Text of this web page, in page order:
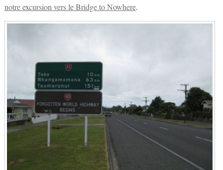
notre excursion vers le Bridge to Nowhere.